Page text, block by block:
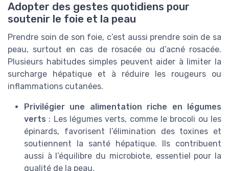
Adopter des gestes quotidiens pour
soutenir le foie et la peau
Prendre soin de son foie, c’est aussi prendre soin de sa
peau, surtout en cas de rosacée ou d’acné rosacée.
Plusieurs habitudes simples peuvent aider à limiter la
surcharge hépatique et à réduire les rougeurs ou
inflammations cutanées.
Privilégier une alimentation riche en légumes
verts : Les légumes verts, comme le brocoli ou les
épinards, favorisent l’élimination des toxines et
soutiennent la santé hépatique. Ils contribuent
aussi à l’équilibre du microbiote, essentiel pour la
qualité de la peau.